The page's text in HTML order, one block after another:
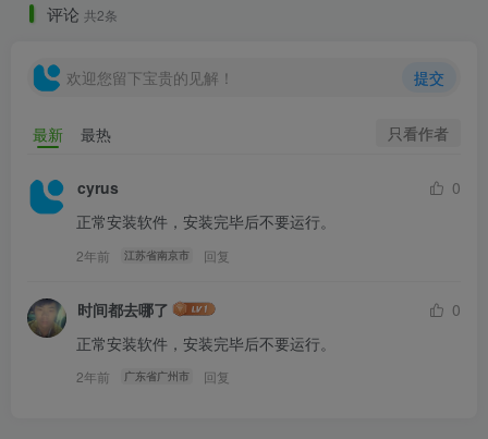
评论 共2条
欢迎您留下宝贵的见解！ 提交
最新 最热 只看作者
cyrus
0
正常安装软件，安装完毕后不要运行。
2年前 江苏省南京市 回复
时间都去哪了
0
正常安装软件，安装完毕后不要运行。
2年前 广东省广州市 回复